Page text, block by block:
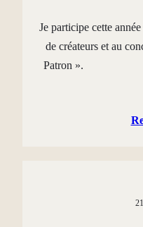
Je participe cette
de créateurs et au